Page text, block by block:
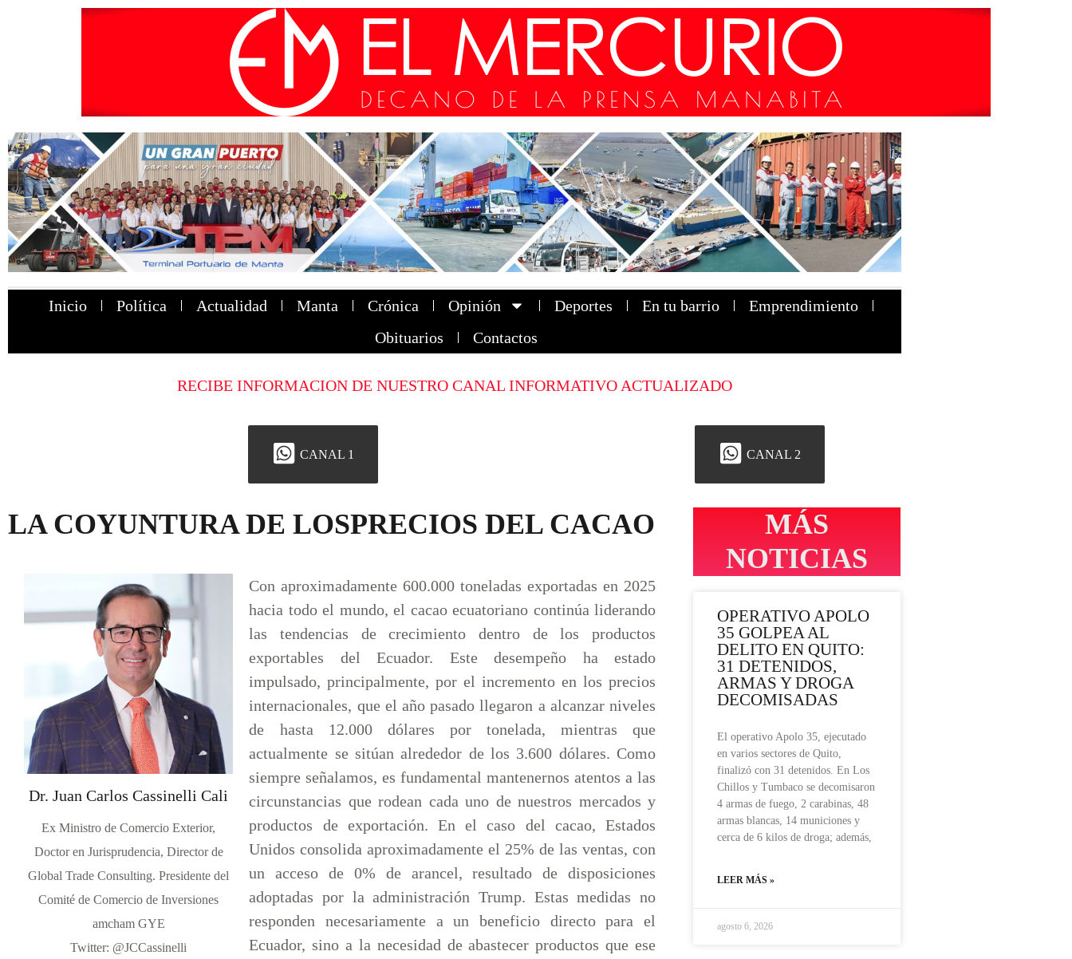
Inicio Política Actualidad Manta Crónica Opinión Deportes En tu barrio
Emprendimiento
Obituarios
Contactos
RECIBE INFORMACION DE NUESTRO CANAL INFORMATIVO ACTUALIZADO
CANAL 1 CANAL 2
LA COYUNTURA DE LOSPRECIOS DEL CACAO
Dr. Juan Carlos Cassinelli Cali
Ex Ministro de Comercio Exterior,
Doctor en Jurisprudencia, Director de
Global Trade Consulting. Presidente del
Comité de Comercio de Inversiones
amcham GYE
Twitter: @JCCassinelli
Con aproximadamente 600.000 toneladas exportadas en 2025
hacia todo el mundo, el cacao ecuatoriano continúa liderando
las tendencias de crecimiento dentro de los productos
exportables del Ecuador. Este desempeño ha estado
impulsado, principalmente, por el incremento en los precios
internacionales, que el año pasado llegaron a alcanzar niveles
de hasta 12.000 dólares por tonelada, mientras que
actualmente se sitúan alrededor de los 3.600 dólares. Como
siempre señalamos, es fundamental mantenernos atentos a las
circunstancias que rodean cada uno de nuestros mercados y
productos de exportación. En el caso del cacao, Estados
Unidos consolida aproximadamente el 25% de las ventas, con
un acceso de 0% de arancel, resultado de disposiciones
adoptadas por la administración Trump. Estas medidas no
responden necesariamente a un beneficio directo para el
Ecuador, sino a la necesidad de abastecer productos que ese
MÁS
NOTICIAS
OPERATIVO APOLO
35 GOLPEA AL
DELITO EN QUITO:
31 DETENIDOS,
ARMAS Y DROGA
DECOMISADAS
El operativo Apolo 35, ejecutado
en varios sectores de Quito,
finalizó con 31 detenidos. En Los
Chillos y Tumbaco se decomisaron
4 armas de fuego, 2 carabinas, 48
armas blancas, 14 municiones y
cerca de 6 kilos de droga; además,
LEER MÁS »
agosto 6, 2026